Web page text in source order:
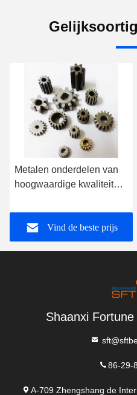
Metalen onderdelen van
hoogwaardige kwaliteit
poedervorm
Vind de beste prijs
Shaanxi
86-29-
A-709 Zhengshang de